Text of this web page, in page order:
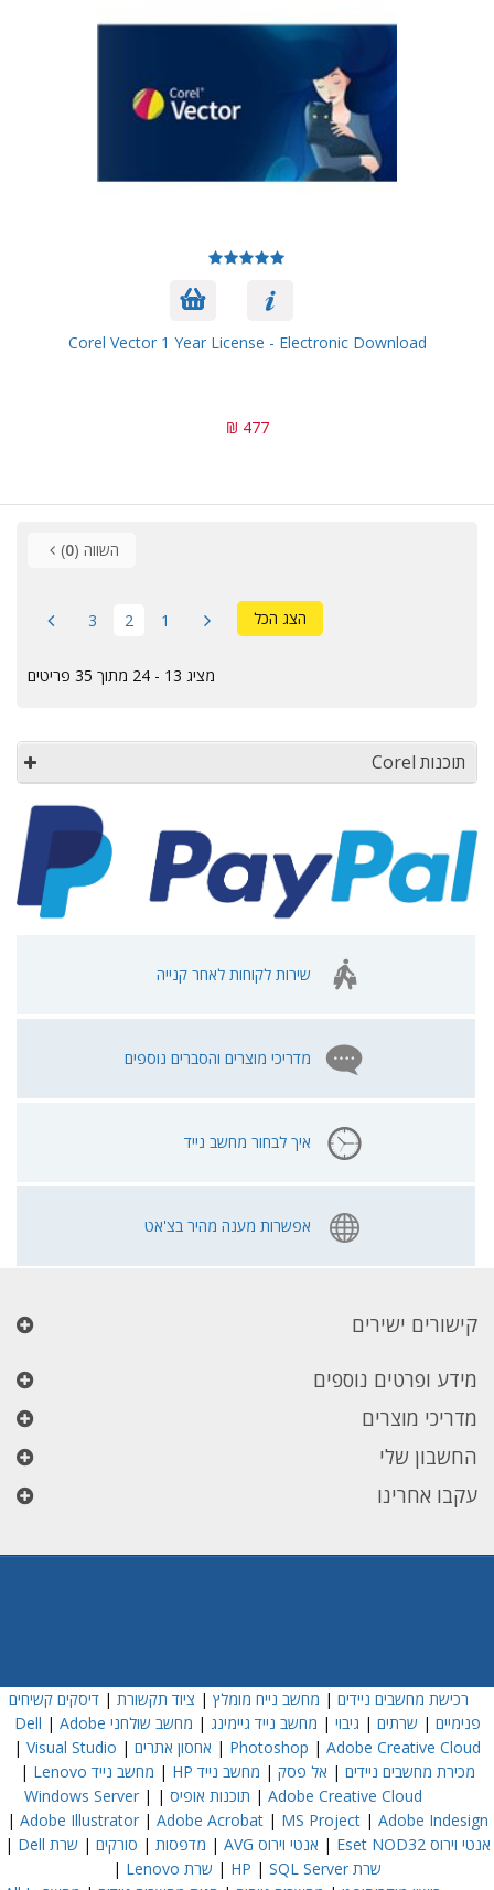
Corel Vector 1 Year License - Electronic Download
477 ₪
השווה (0
)
הצג הכל 1
2
3
מציג 13 - 24 מתוך 35 פריטים
תוכנות Corel
שירות לקוחות לאחר קנייה
מדריכי מוצרים והסברים נוספים
איך לבחור מחשב נייד
אפשרות מענה מהיר בצ'אט
קישורים ישירים
מידע ופרטים נוספים
מדריכי מוצרים
החשבון שלי
עקבו אחרינו
רכישת מחשבים ניידים | מחשב נייח מומלץ | ציוד תקשורת |דיסקים קשיחים
פנימיים | שרתים | גיבוי | מחשב נייד גיימינג | מחשב שולחני Dell | Adobe
Photoshop | Adobe Creative Cloud
| אחסון אתרים |
Visual Studio
|
מכירת מחשבים ניידים | אל פסק | מחשב נייד HP | מחשב נייד Lenovo
|
Adobe Creative Cloud
| תוכנות אופיס |
Windows Server|
Adobe Illustrator| Adobe Acrobat| MS Project| Adobe Indesign
|
אנטי וירוס Eset NOD32
| אנטי וירוס AVG | מדפסות | סורקים | שרת Dell
|
שרת HP
| SQL Server
| שרת Lenovo
|